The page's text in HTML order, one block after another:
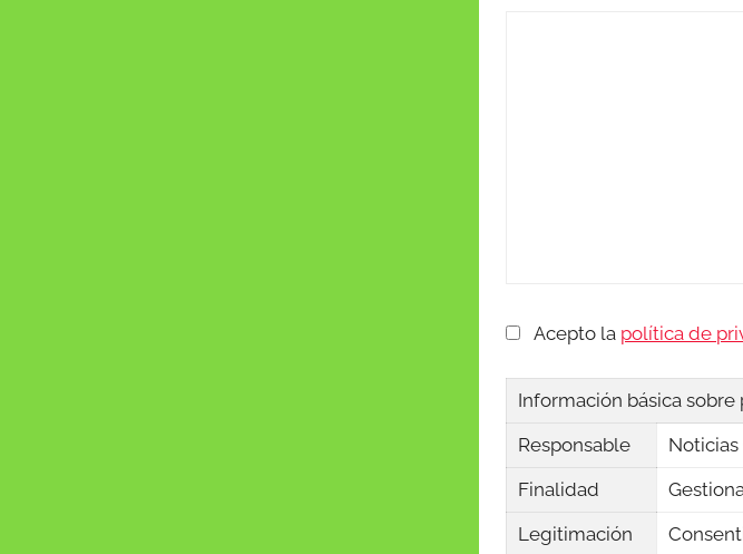
Acepto la política de
Información básica
Responsable
Noticias
Finalidad
Legitimación